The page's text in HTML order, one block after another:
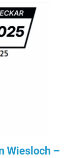
Wiesloch –